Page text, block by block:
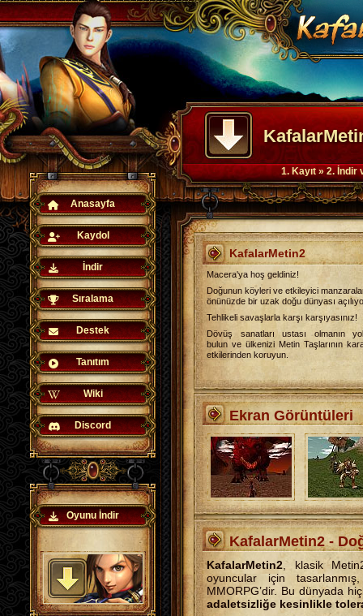
1. Kayıt » 2. İndir
Anasayfa
Kaydol
İndir
Sıralama
Destek
Tanıtım
Wiki
Discord
Oyunu İndir
KafalarMetin2
Macera'ya hoş geldiniz!
Doğunun köyleri ve etkileyici
önünüzde bir uzak doğu dünyası
Tehlikeli savaşlarla karşı karşıyasınız!
Dövüş sanatları ustası olmanın
bulun ve ülkenizi Metin Taşlarının
etkilerinden koruyun.
Ekran Görüntüleri
KafalarMetin2 -
KafalarMetin2 , klasik
oyuncular için
MMORPG’dir. Bu dünyada
adaletsizliğe kesinlikle